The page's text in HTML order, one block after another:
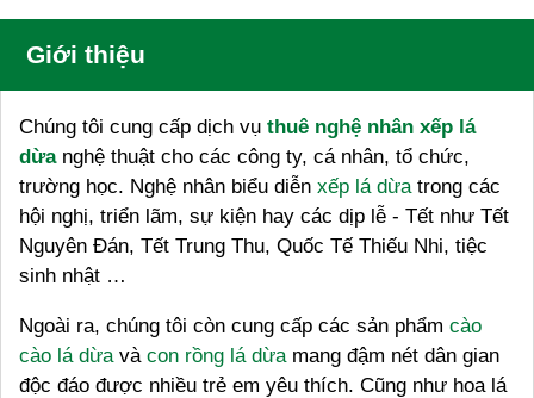
Giới thiệu
Chúng tôi cung cấp dịch vụ thuê nghệ nhân xếp lá
dừanghệ thuật cho các công ty, cá nhân, tổ chức,
trường học. Nghệ nhân biểu diễn xếp lá dừa trong các
hội nghị, triển lãm, sự kiện hay các dịp lễ - Tết như Tết
Nguyên Đán, Tết Trung Thu, Quốc Tế Thiếu Nhi, tiệc
sinh nhật …
Ngoài ra, chúng tôi còn cung cấp các sản phẩm cào
cào lá dừa và con rồng lá dừa mang đậm nét dân gian
độc đáo được nhiều trẻ em yêu thích. Cũng như hoa lá